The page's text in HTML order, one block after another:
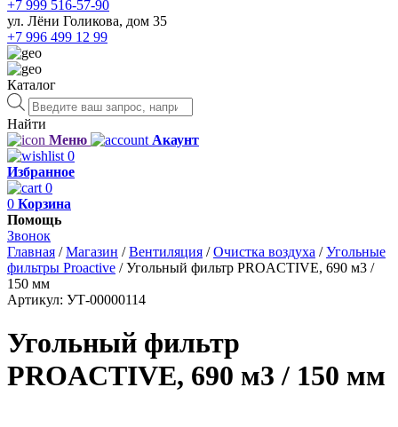
+7 999 516-57-90
ул. Лёни Голикова, дом 35
+7 996 499 12 99
Каталог
Поиск
товаров
Найти
Меню
Акаунт
0
Избранное
0
0 Корзина
Помощь
Звонок
Главная /Магазин /Вентиляция /Очистка воздуха /Угольные
фильтры Proactive /Угольный фильтр PROACTIVE, 690 м3 /
150 мм
Артикул: УТ-00000114
Угольный фильтр
PROACTIVE, 690 м3 / 150 мм